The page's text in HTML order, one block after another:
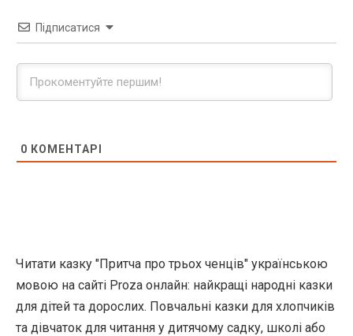
Підписатися
0 КОМЕНТАРІ
Читати казку "Притча про трьох ченців" українською
мовою на сайті Proza онлайн: найкращі народні казки
для дітей та дорослих. Повчальні казки для хлопчиків
та дівчаток для читання у дитячому садку, школі або